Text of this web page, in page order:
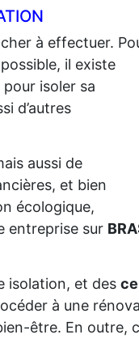
à effectuer.
il existe
isoler sa
d’autres
aussi de
et bien
écologique,
entreprise sur
isolation, et des
à une
être. En outre,